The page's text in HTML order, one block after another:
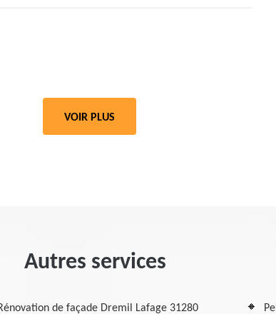
VOIR PLUS
Autres services
de façade Dremil Lafage 31280